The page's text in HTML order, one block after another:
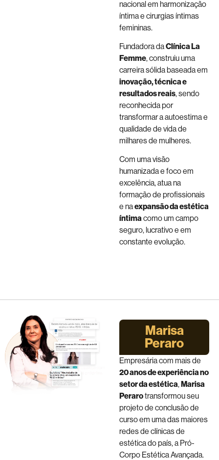
nacional em harmonização
íntima e cirurgias íntimas
femininas.
Fundadora daClínica La
Femme, construiu uma
carreira sólida baseada em
inovação, técnica e
resultados reais, sendo
reconhecida por
transformar a autoestima e
qualidade de vida de
milhares de mulheres.
Com uma visão
humanizada e foco em
excelência, atua na
formação de profissionais
e naexpansão da estética
íntimacomo um campo
seguro, lucrativo e em
constante evolução.
Marisa
Peraro
Empresária com mais de
20 anos de experiência no
setor da estética,Marisa
Perarotransformou seu
projeto de conclusão de
curso em uma das maiores
redes de clínicas de
estética do país, a Pró-
Corpo Estética Avançada.